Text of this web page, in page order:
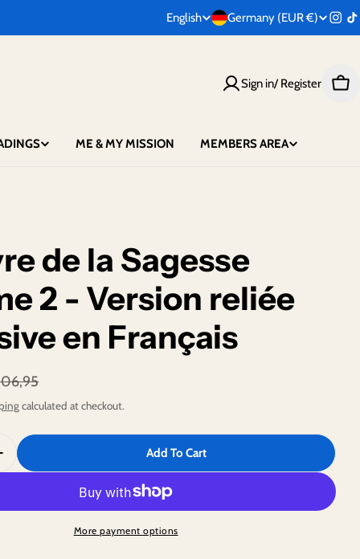
L
e
English
C
u
/
r
e
o
n
Germany (EUR €)
Sign in/ Register
Cart
ME & MY MISSION MEMBERS AREA
de la Sagesse
2 - Version reliée
en Français
calculated at checkout.
For Le Livre De La Sagesse Volume 2 - Version
Quantity For Le Livre De La Sagesse Volume 2 -
Add To Cart
More payment options